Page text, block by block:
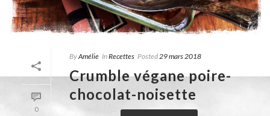
0
ByAmélie InRecettes Posted29 mars 2018
Crumble végane poire-
chocolat-noisette